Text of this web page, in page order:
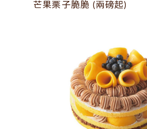
芒果栗子脆脆 (兩磅起)